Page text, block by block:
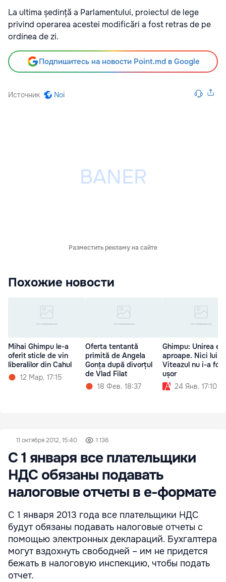
La ultima ședință a Parlamentului, proiectul de lege
privind operarea acestei modificări a fost retras de pe
ordinea de zi.
Подпишитесь на новости Point.md в Google
Источник Noi
Разместить рекламу на сайте
Похожие новости
Mihai Ghimpu le-a
oferit sticle de vin
liberalilor din Cahul
12 Мар. 17:15
Oferta tentantă
primită de Angela
Gonța după divorțul
de Vlad Filat
18 Фев. 18:37
Ghimpu: Unirea e
aproape. Nici lui
Viteazul nu i-a fost
ușor
24 Янв. 17:10
11 октября 2012, 15:40 1 136
С 1 января все плательщики
НДС обязаны подавать
налоговые отчеты в е-формате
С 1 января 2013 года все плательщики НДС
будут обязаны подавать налоговые отчеты с
помощью электронных деклараций. Бухгалтера
могут вздохнуть свободней – им не придется
бежать в налоговую инспекцию, чтобы подать
отчет.